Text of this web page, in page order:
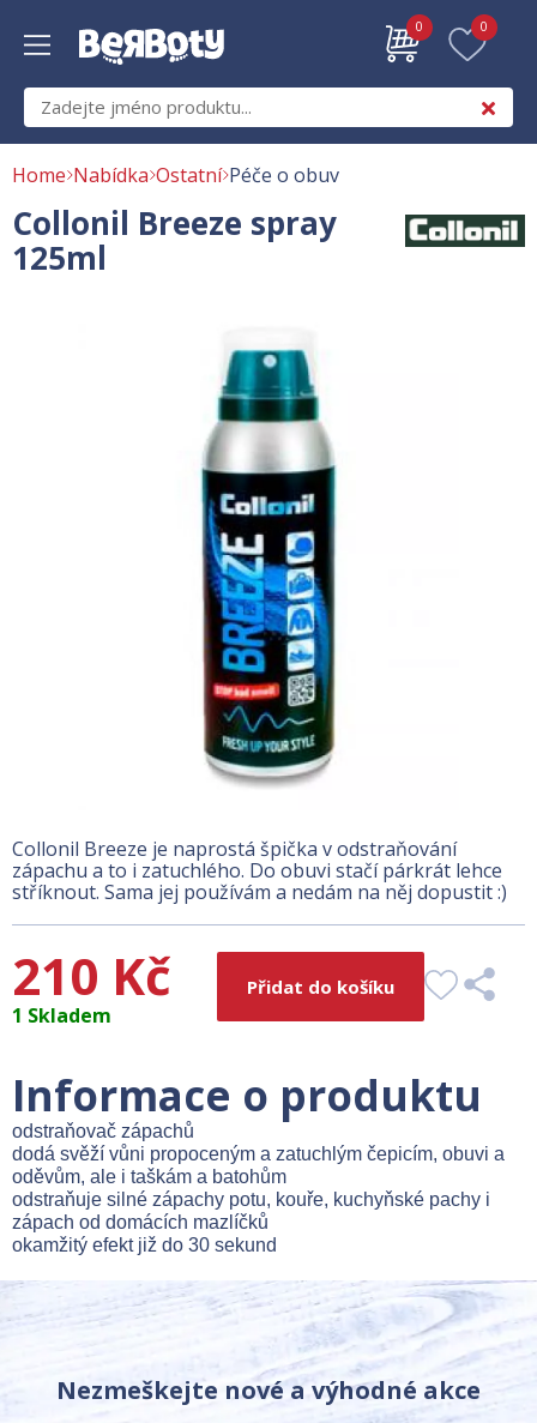
0 0
Home Nabídka Ostatní Péče o obuv
Collonil Breeze spray
125ml
Collonil Breeze je naprostá špička v odstraňování
zápachu a to i zatuchlého. Do obuvi stačí párkrát lehce
stříknout. Sama jej používám a nedám na něj dopustit :)
210 Kč
1 Skladem
Přidat do košíku
Informace o produktu
odstraňovač zápachů
dodá svěží vůni propoceným a zatuchlým čepicím, obuvi a
oděvům, ale i taškám a batohům
odstraňuje silné zápachy potu, kouře, kuchyňské pachy i
zápach od domácích mazlíčků
okamžitý efekt již do 30 sekund
Nezmeškejte nové a výhodné akce